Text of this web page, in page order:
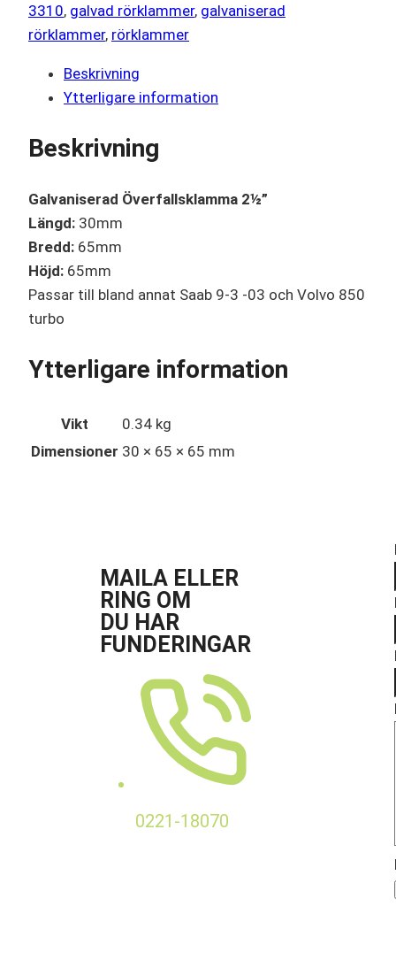
3310, galvad rörklammer, galvaniserad
rörklammer, rörklammer
Beskrivning
Ytterligare information
Beskrivning
Galvaniserad Överfallsklamma 2½”
Längd: 30mm
Bredd: 65mm
Höjd: 65mm
Passar till bland annat Saab 9-3 -03 och Volvo 850
turbo
Ytterligare information
Vikt
0.34 kg
Dimensioner 30 × 65 × 65 mm
MAILA ELLER
RING OM
DU HAR
FUNDERINGAR
0221-18070